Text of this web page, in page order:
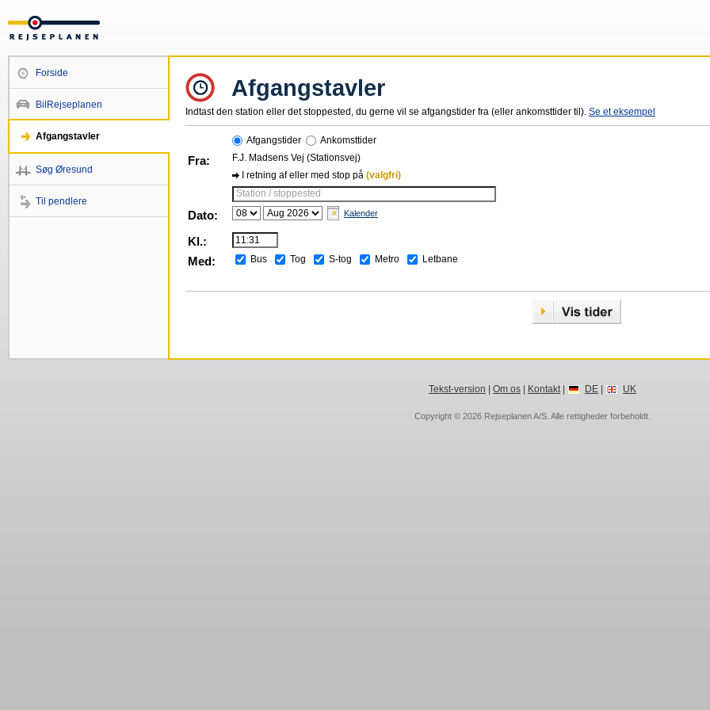
Forside
BilRejseplanen
Afgangstavler
Søg Øresund
Til pendlere
Afgangstavler
Indtast den station eller det stoppested, du gerne vil se afgangstider fra (eller ankomsttider til). Se et eksempel
Afgangstider Ankomsttider
Fra:
F.J. Madsens Vej (Stationsvej)
I retning af eller med stop på (valgfri)
Station / stoppested
Dato: Kalender
Kl.:
Med:
Bus Tog S-tog Metro Letbane
Tekst-version Om os| Kontakt| DE| UK
Copyright © 2026 Rejseplanen A/S . Alle rettigheder forbeholdt.